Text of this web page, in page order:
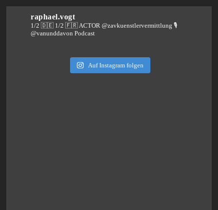
raphael.vogt
1/2 🇩🇪 1/2 🇫🇷 ACTOR @zavkuenstlervermittlung🎙️
@vanunddavon Podcast
Auf Instagram folgen